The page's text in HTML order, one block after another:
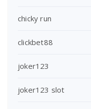
chicky run
clickbet88
joker123
joker123 slot